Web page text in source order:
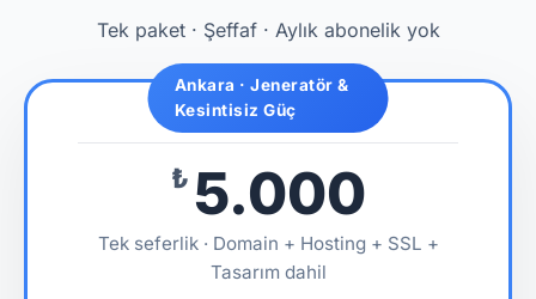
Tek paket · Şeffaf · Aylık abonelik yok
Ankara · Jeneratör &
Kesintisiz Güç
₺ 5.000
Tek seferlik · Domain + Hosting + SSL +
Tasarım dahil